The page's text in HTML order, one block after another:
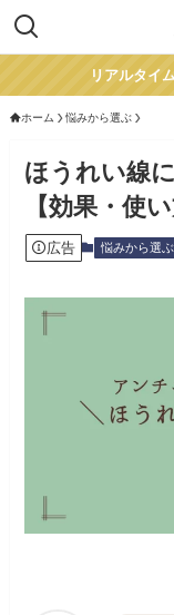
リアルタイ
ホーム 悩みから選ぶ
ほうれい線
【効果・使
広告 悩みから選ぶ